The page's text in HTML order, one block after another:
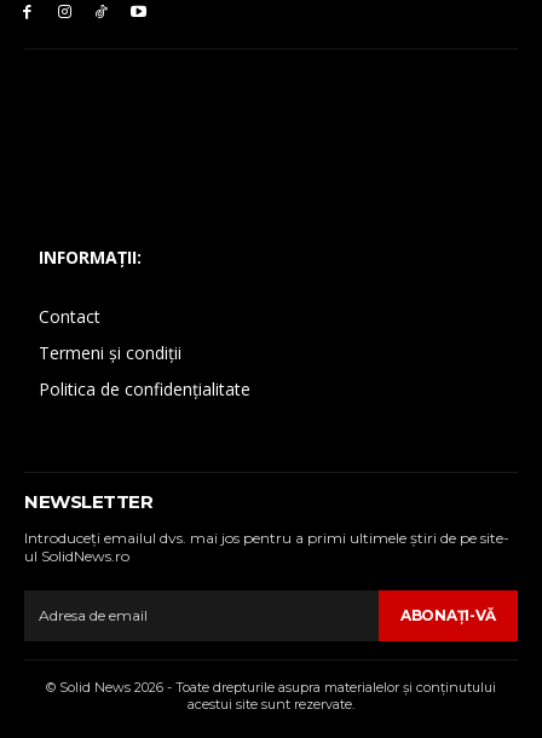
INFORMAȚII:
Contact
Termeni și condiții
Politica de confidențialitate
NEWSLETTER
Introduceţi emailul dvs. mai jos pentru a primi ultimele ştiri de pe site-
ul SolidNews.ro
ABONAŢI-VĂ
© Solid News 2026 - Toate drepturile asupra materialelor şi conţinutului
acestui site sunt rezervate.